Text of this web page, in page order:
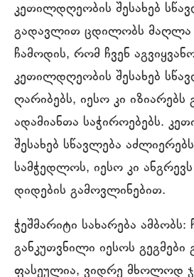
კეთილდღეობის შესახებ
გადავლით ცდილობს მაღლა
ჩამოდის, რომ ჩვენ
კეთილდღეობის შესახებ
ღარიბებს, იესო კი იზიარებს
ადამიანთა საჭიროებებს.
შესახებ სწავლება
სამჭედლოს, იესო კი ანგრევს
დიდების გამოვლინებით.
ჭეშმარიტი სახარება ამბობს:
განკუთვნილი იესოს
ფასეულია, ვიდრე მხოლოდ